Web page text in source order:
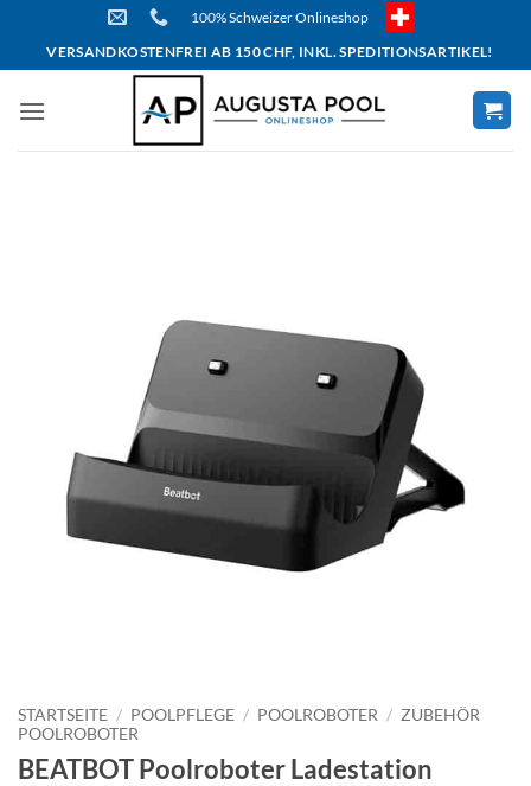
content
100% Schweizer Onlineshop
VERSANDKOSTENFREI AB 150 CHF, INKL. SPEDITIONSARTIKEL!
STARTSEITE / POOLPFLEGE / POOLROBOTER / ZUBEHÖR
POOLROBOTER
BEATBOT Poolroboter Ladestation